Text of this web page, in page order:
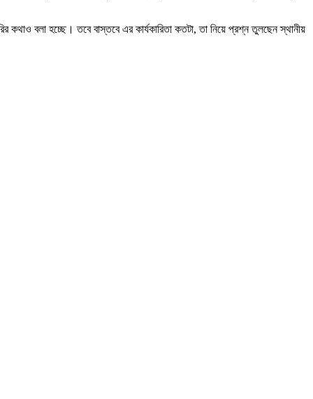
কথাও বলা হচ্ছে। তবে বাস্তবে এর কার্যকারিতা কতটা, তা নিয়ে প্রশ্ন তুলছেন স্থানীয়